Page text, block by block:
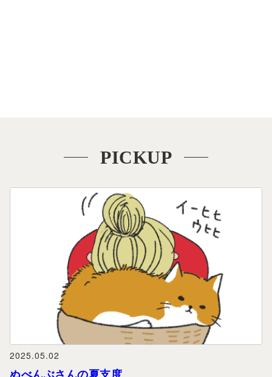
PICKUP
2025.05.02
ぬべんぶさんの夏支度